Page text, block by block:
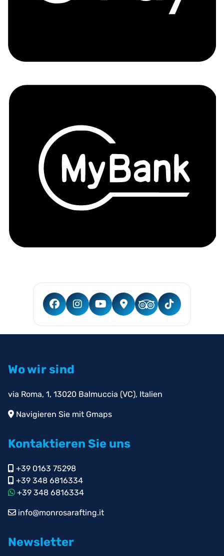
Wo wir sind
via Roma, 1, 13020 Balmuccia (VC), Italien
Navigieren Sie mit Gmaps
Kontaktieren Sie uns
+39 0163 75298
+39 348 6816334
+39 348 6816334
info@monrosarafting.it
Newsletter